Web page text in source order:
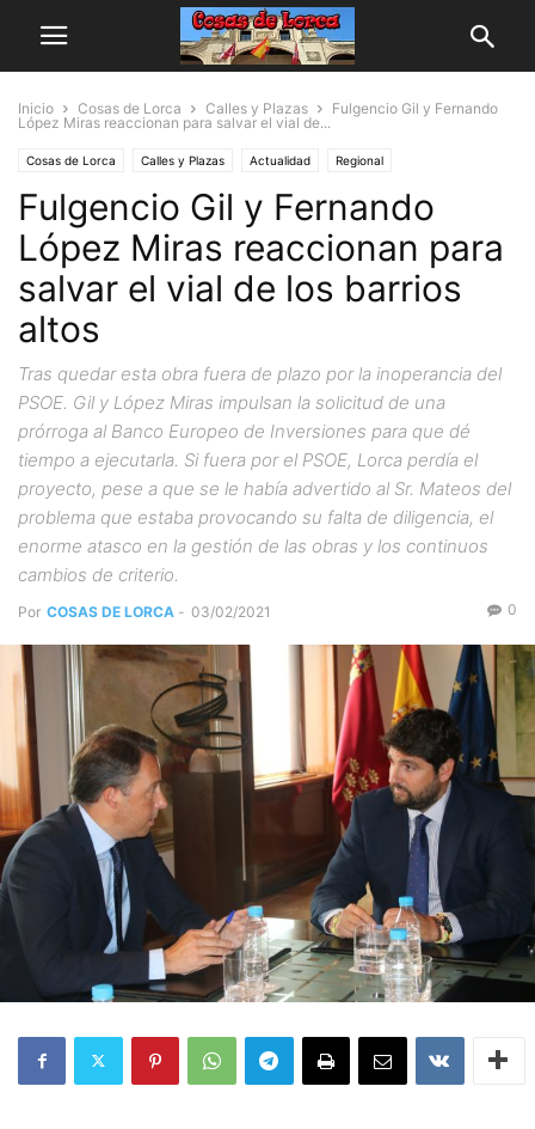
Inicio Cosas de Lorca Calles y Plazas
Fulgencio Gil y Fernando
López Miras reaccionan para salvar el vial de...
Cosas de Lorca Calles y Plazas Actualidad Regional
Fulgencio Gil y Fernando
López Miras reaccionan para
salvar el vial de los barrios
altos
Tras quedar esta obra fuera de plazo por la inoperancia del
PSOE. Gil y López Miras impulsan la solicitud de una
prórroga al Banco Europeo de Inversiones para que dé
tiempo a ejecutarla. Si fuera por el PSOE, Lorca perdía el
proyecto, pese a que se le había advertido al Sr. Mateos del
problema que estaba provocando su falta de diligencia, el
enorme atasco en la gestión de las obras y los continuos
cambios de criterio.
Por COSAS DE LORCA - 03/02/2021 0